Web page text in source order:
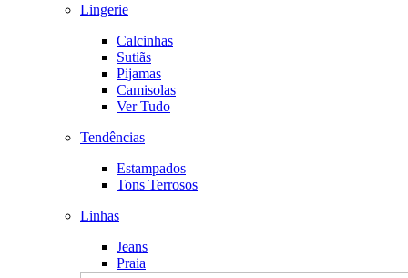
Lingerie
Calcinhas
Sutiãs
Pijamas
Camisolas
Ver Tudo
Tendências
Estampados
Tons Terrosos
Linhas
Jeans
Praia